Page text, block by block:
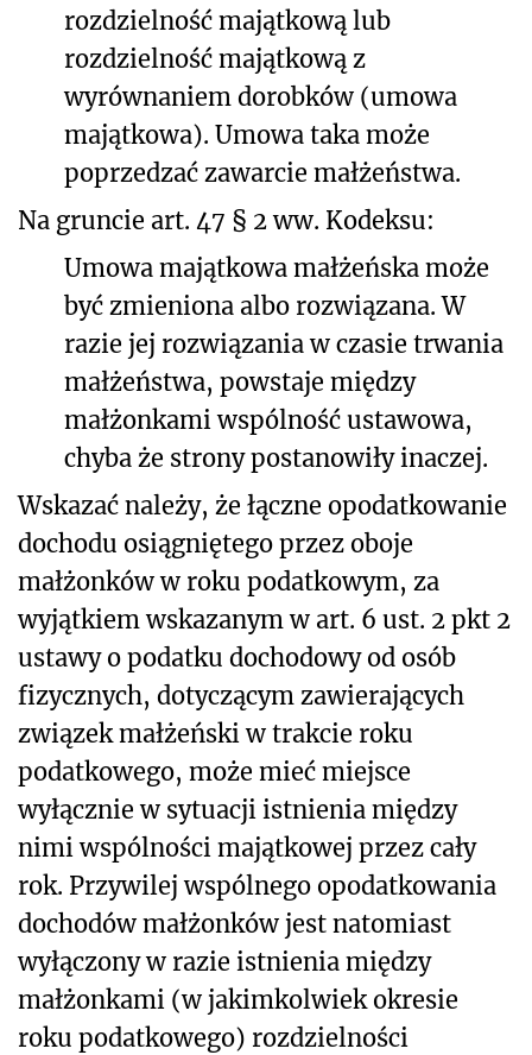
rozdzielność majątkową lub
rozdzielność majątkową z
wyrównaniem dorobków (umowa
majątkowa). Umowa taka może
poprzedzać zawarcie małżeństwa.
Na gruncie art. 47 § 2 ww. Kodeksu:
Umowa majątkowa małżeńska może
być zmieniona albo rozwiązana. W
razie jej rozwiązania w czasie trwania
małżeństwa, powstaje między
małżonkami wspólność ustawowa,
chyba że strony postanowiły inaczej.
Wskazać należy, że łączne opodatkowanie
dochodu osiągniętego przez oboje
małżonków w roku podatkowym, za
wyjątkiem wskazanym w art. 6 ust. 2 pkt 2
ustawy o podatku dochodowy od osób
fizycznych, dotyczącym zawierających
związek małżeński w trakcie roku
podatkowego, może mieć miejsce
wyłącznie w sytuacji istnienia między
nimi wspólności majątkowej przez cały
rok. Przywilej wspólnego opodatkowania
dochodów małżonków jest natomiast
wyłączony w razie istnienia między
małżonkami (w jakimkolwiek okresie
roku podatkowego) rozdzielności